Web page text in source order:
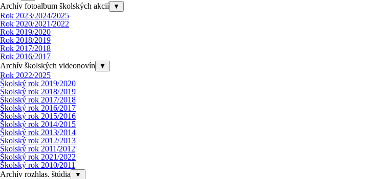
Archív fotoalbum školských akcií ▼
Rok 2023/2024/2025
Rok 2020/2021/2022
Rok 2019/2020
Rok 2018/2019
Rok 2017/2018
Rok 2016/2017
Archív školských videonovín
▼
Rok 2022/2025
Školský rok 2019/2020
Školský rok 2018/2019
Školský rok 2017/2018
Školský rok 2016/2017
Školský rok 2015/2016
Školský rok 2014/2015
Školský rok 2013/2014
Školský rok 2012/2013
Školský rok 2011/2012
Školský rok 2021/2022
Školský rok 2010/2011
Archív rozhlas. štúdia
▼